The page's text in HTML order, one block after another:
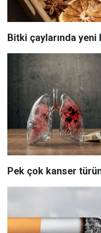
Bitki çaylarında yeni
Pek çok kanser